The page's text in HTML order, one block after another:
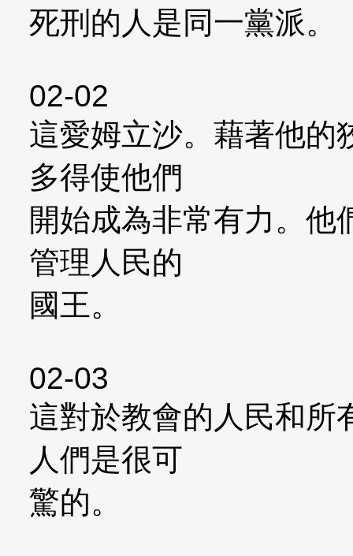
死刑的人是同一黨派。
02-02
這愛姆立沙。藉著他的
多得使他們
開始成為非常有力。他
管理人民的
國王。
02-03
這對於教會的人民和所
人們是很可
驚的。